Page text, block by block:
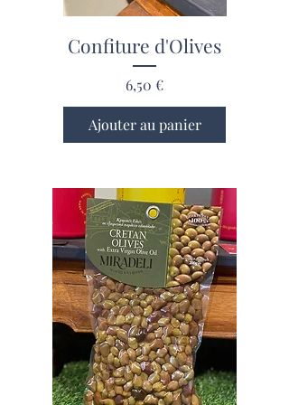
Confiture d'Olives
Prix
6,50 €
Ajouter au panier